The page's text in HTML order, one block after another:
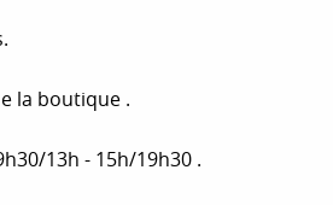
la boutique .
13h - 15h/19h30 .